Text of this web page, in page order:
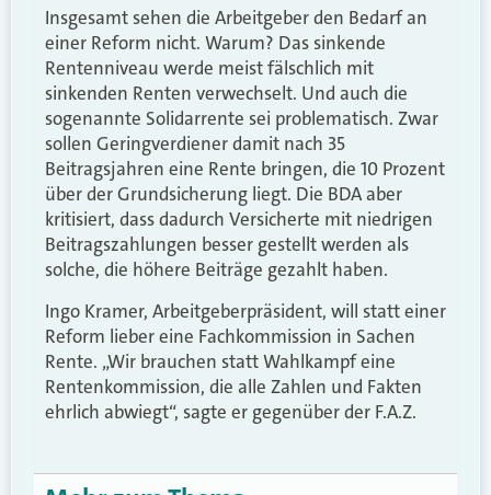
Insgesamt sehen die Arbeitgeber den Bedarf an
einer Reform nicht. Warum? Das sinkende
Rentenniveau werde meist fälschlich mit
sinkenden Renten verwechselt. Und auch die
sogenannte Solidarrente sei problematisch. Zwar
sollen Geringverdiener damit nach 35
Beitragsjahren eine Rente bringen, die 10 Prozent
über der Grundsicherung liegt. Die BDA aber
kritisiert, dass dadurch Versicherte mit niedrigen
Beitragszahlungen besser gestellt werden als
solche, die höhere Beiträge gezahlt haben.
Ingo Kramer, Arbeitgeberpräsident, will statt einer
Reform lieber eine Fachkommission in Sachen
Rente. „Wir brauchen statt Wahlkampf eine
Rentenkommission, die alle Zahlen und Fakten
ehrlich abwiegt“, sagte er gegenüber der F.A.Z.